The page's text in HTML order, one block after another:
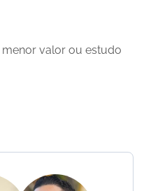
valor ou estudo